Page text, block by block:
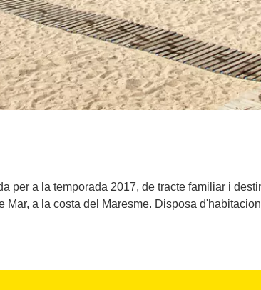
per a la temporada 2017, de tracte familiar i
Mar, a la costa del Maresme. Disposa